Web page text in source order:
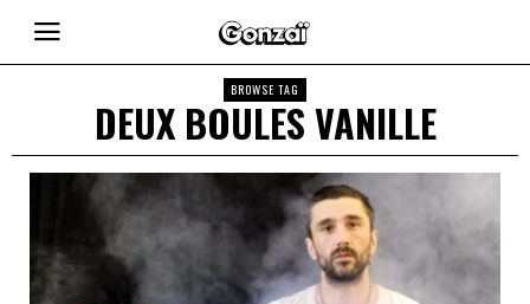
BROWSE TAG
DEUX BOULES VANILLE